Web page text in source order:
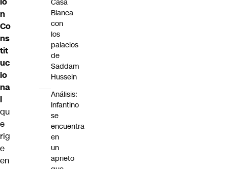
n
Co
ns
tit
uc
io
na
l
qu
e
rig
e
en
Casa
Blanca
con
los
palacios
de
Saddam
Hussein
Análisis:
Infantino
se
encuentra
en
un
aprieto